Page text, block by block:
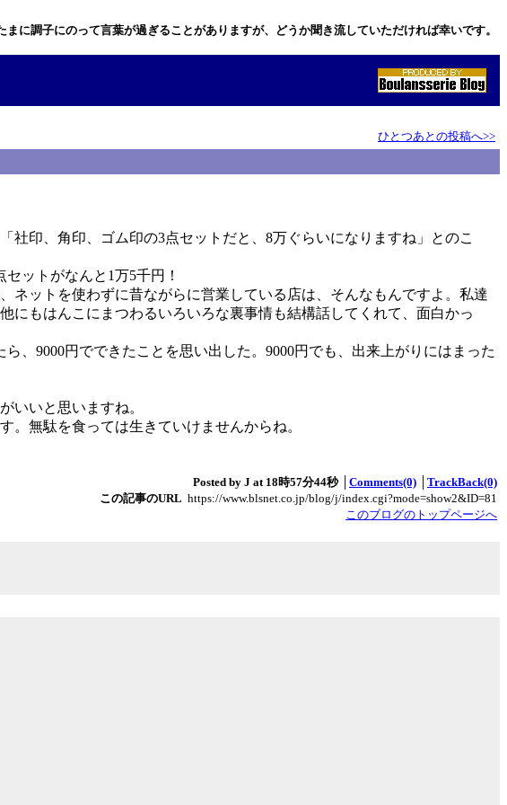
まに調子にのって言葉が過ぎることがありますが、どうか聞き流していただければ幸いです。
ひとつあとの投稿へ>>
印、角印、ゴム印の3点セットだと、8万ぐらいになりますね」とのこ
ットがなんと1万5千円！
ネットを使わずに昔ながらに営業している店は、そんなもんですよ。私達
にもはんこにまつわるいろいろな裏事情も結構話してくれて、面白かっ
、9000円でできたことを思い出した。9000円でも、出来上がりにはまった
いいと思いますね。
。無駄を食っては生きていけませんからね。
Posted by J at 18時57分44秒 │ Comments(0)
TrackBack(0)
この記事のURL https://www.blsnet.co.jp/blog/j/index.cgi?mode=show2&ID=81
このブログのトップページへ